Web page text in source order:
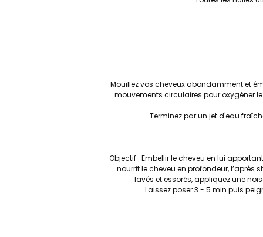
Mouillez vos cheveux abondamment et
mouvements circulaires pour oxygéner
Terminez par un jet d'eau
Objectif : Embellir le cheveu en lui
nourrit le cheveu en profondeur,
lavés et essorés, appliquez une
Laissez poser 3 - 5 min puis